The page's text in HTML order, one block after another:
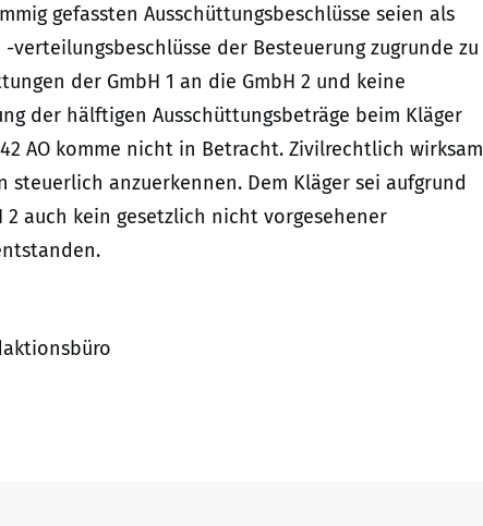
gefassten Ausschüttungsbeschlüsse seien als
der Besteuerung zugrunde zu
der GmbH 1 an die GmbH 2 und keine
der hälftigen Ausschüttungsbeträge beim Kläger
AO komme nicht in Betracht. Zivilrechtlich wirksam
anzuerkennen. Dem Kläger sei aufgrund
2 auch kein gesetzlich nicht vorgesehener